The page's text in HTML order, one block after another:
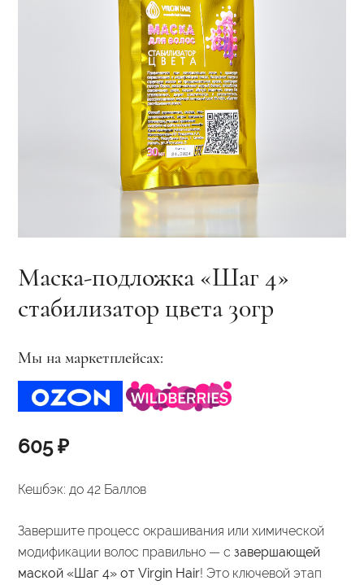
Маска-подложка «Шаг 4»
стабилизатор цвета 30гр
Мы на маркетплейсах:
605₽
Кешбэк: до 42 Баллов
Завершите процесс окрашивания или химической
модификации волос правильно — с завершающей
маской «Шаг 4» от Virgin Hair! Это ключевой этап